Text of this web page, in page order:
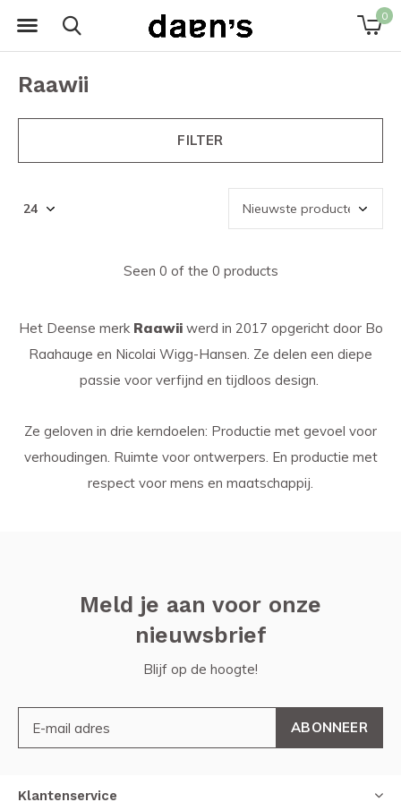
0
Raawii
FILTER
Seen 0 of the 0 products
Het Deense merkRaawii werd in 2017 opgericht door Bo
Raahauge en Nicolai Wigg-Hansen. Ze delen een diepe
passie voor verfijnd en tijdloos design.
Ze geloven in drie kerndoelen: Productie met gevoel voor
verhoudingen. Ruimte voor ontwerpers. En productie met
respect voor mens en maatschappij.
Meld je aan voor onze
nieuwsbrief
Blijf op de hoogte!
ABONNEER
Klantenservice